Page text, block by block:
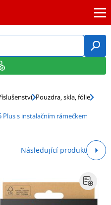
Pouzdra, skla, fólie
Plus s instalačním rámečkem
Následující produkt